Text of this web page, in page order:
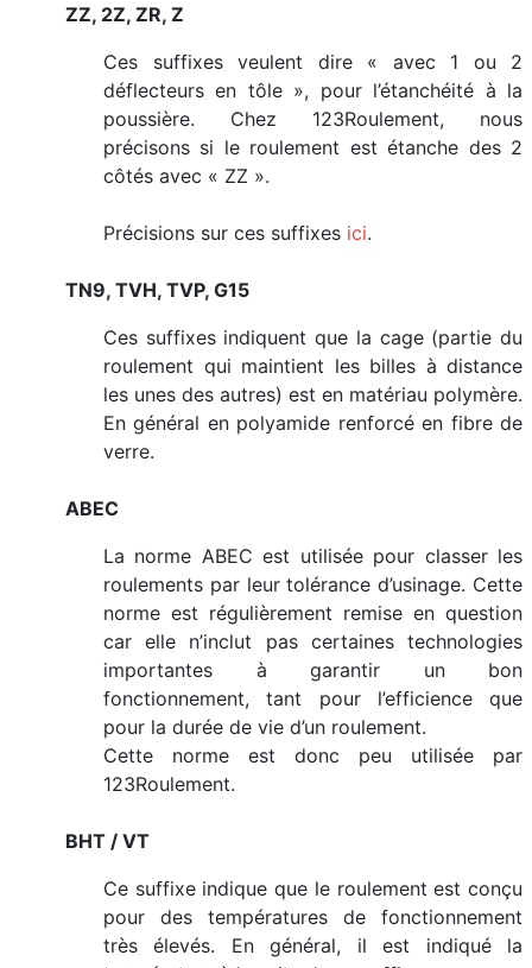
ZZ, 2Z, ZR, Z
Ces suffixes veulent dire « avec 1 ou 2
déflecteurs en tôle », pour l’étanchéité à la
poussière. Chez 123Roulement, nous
précisons si le roulement est étanche des 2
côtés avec « ZZ ».
Précisions sur ces suffixes ici.
TN9, TVH, TVP, G15
Ces suffixes indiquent que la cage (partie du
roulement qui maintient les billes à distance
les unes des autres) est en matériau polymère.
En général en polyamide renforcé en fibre de
verre.
ABEC
La norme ABEC est utilisée pour classer les
roulements par leur tolérance d’usinage. Cette
norme est régulièrement remise en question
car elle n’inclut pas certaines technologies
importantes à garantir un bon
fonctionnement, tant pour l’efficience que
pour la durée de vie d’un roulement.
Cette norme est donc peu utilisée par
123Roulement.
BHT / VT
Ce suffixe indique que le roulement est conçu
pour des températures de fonctionnement
très élevés. En général, il est indiqué la